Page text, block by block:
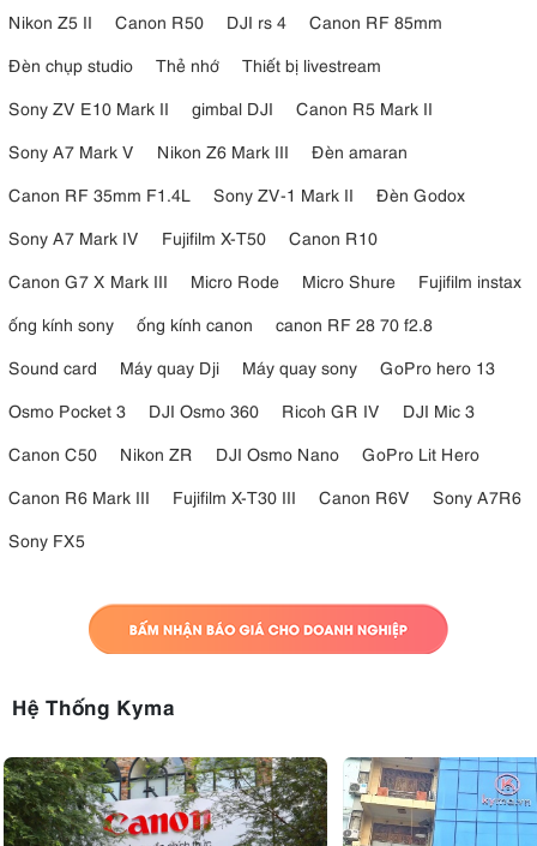
Nikon Z5 II
Canon R50 DJI rs 4
Canon RF 85mm
Đèn chụp studio
Thẻ nhớ
Thiết bị livestream
Sony ZV E10 Mark II
gimbal DJI
Canon R5 Mark II
Sony A7 Mark V
Nikon Z6 Mark III
Đèn amaran
Canon RF 35mm F1.4L
Sony ZV-1 Mark II
Đèn Godox
Sony A7 Mark IV
Fujifilm X-T50
Canon R10
Canon G7 X Mark III
Micro Rode Micro Shure
Fujifilm instax
ống kính sony
ống kính canon
canon RF 28 70 f2.8
Sound card
Máy quay Dji Máy quay sony
GoPro hero 13
Osmo Pocket 3
DJI Osmo 360 Ricoh GR IV
DJI Mic 3
Canon C50
Nikon ZR DJI Osmo Nano
GoPro Lit Hero
Canon R6 Mark III
Fujifilm X-T30 III Canon R6V
Sony A7R6
Sony FX5
Hệ Thống Kyma